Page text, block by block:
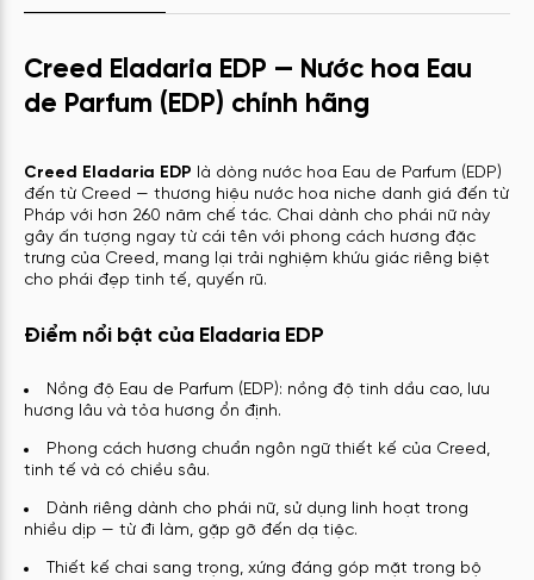
Creed Eladaria EDP — Nước hoa Eau
de Parfum (EDP) chính hãng
Creed Eladaria EDP là dòng nước hoa Eau de Parfum (EDP)
đến từ Creed — thương hiệu nước hoa niche danh giá đến từ
Pháp với hơn 260 năm chế tác. Chai dành cho phái nữ này
gây ấn tượng ngay từ cái tên với phong cách hương đặc
trưng của Creed, mang lại trải nghiệm khứu giác riêng biệt
cho phái đẹp tinh tế, quyến rũ.
Điểm nổi bật của Eladaria EDP
Nồng độ Eau de Parfum (EDP): nồng độ tinh dầu cao, lưu
hương lâu và tỏa hương ổn định.
Phong cách hương chuẩn ngôn ngữ thiết kế của Creed,
tinh tế và có chiều sâu.
Dành riêng dành cho phái nữ, sử dụng linh hoạt trong
nhiều dịp — từ đi làm, gặp gỡ đến dạ tiệc.
Thiết kế chai sang trọng, xứng đáng góp mặt trong bộ